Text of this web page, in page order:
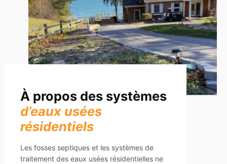
À propos des systèmes
d’eaux usées
résidentiels
Les fosses septiques et les systèmes de
traitement des eaux usées résidentielles ne